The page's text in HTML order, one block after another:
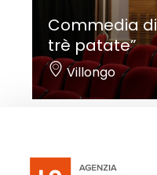
Commedia
trè patate”
Villongo